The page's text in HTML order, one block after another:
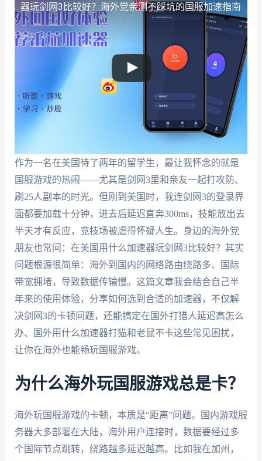
器玩剑网3比较好？海外党亲测不踩坑的国服加速指南
作为一名在美国待了两年的留学生，最让我怀念的就是
国服游戏的热闹——尤其是剑网3里和亲友一起打攻防、
刷25人副本的时光。但刚到美国时，我连剑网3的登录界
面都要加载十分钟，进去后延迟直奔300ms，技能放出去
半天才有反应，竞技场被虐得怀疑人生。身边的海外党
朋友也常问：在美国用什么加速器玩剑网3比较好？其实
问题根源很简单：海外到国内的网络路由绕路多、国际
带宽拥堵，导致数据传输慢。这篇文章我会结合自己半
年来的使用体验，分享如何选到合适的加速器，不仅解
决剑网3的卡顿问题，还能搞定在国外打猎人延迟高怎么
办、国外用什么加速器打猫和老鼠不卡这些常见困扰，
让你在海外也能畅玩国服游戏。
为什么海外玩国服游戏总是卡？
海外玩国服游戏的卡顿，本质是“距离”问题。国内游戏服
务器大多部署在大陆，海外用户连接时，数据要经过多
个国际节点跳转，绕路越多延迟越高。比如我在加州，